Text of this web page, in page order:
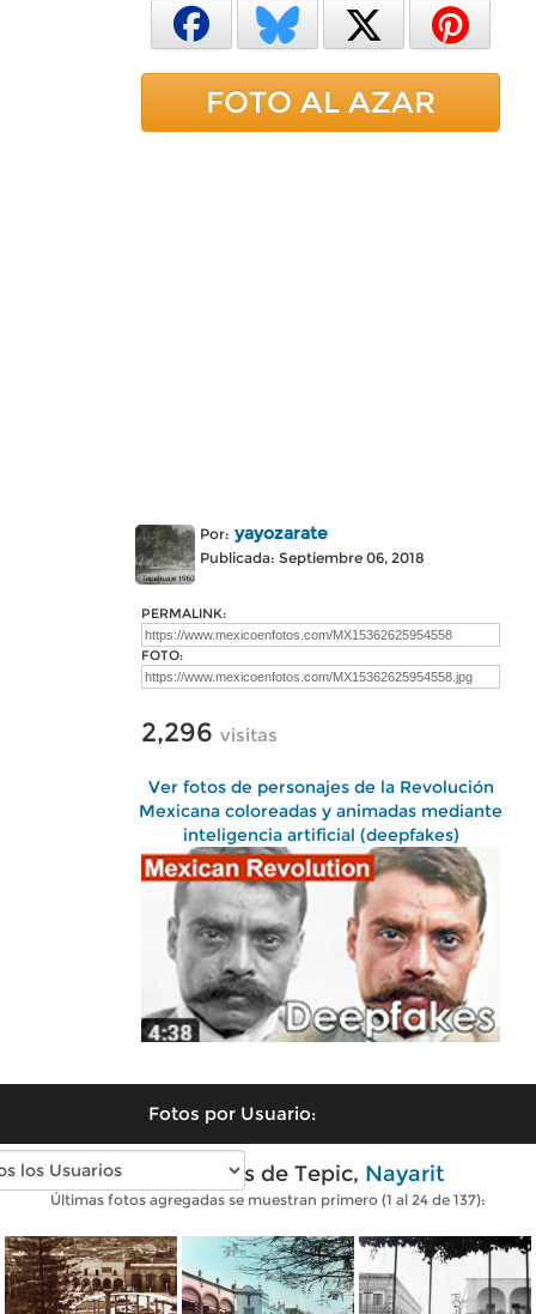
FOTO AL AZAR
Por: yayozarate
Publicada: Septiembre 06, 2018
PERMALINK:
FOTO:
2,296 visitas
Ver fotos de personajes de la Revolución
Mexicana coloreadas y animadas mediante
inteligencia artificial (deepfakes)
Fotos por Usuario:
Fotos antiguas de Tepic, Nayarit
Últimas fotos agregadas se muestran primero (1 al 24 de 137):